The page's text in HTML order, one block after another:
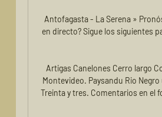
Antofagasta - La Serena »
en directo? Sigue los siguientes
Artigas Canelones Cerro largo
Montevideo. Paysandu Rio
Treinta y tres. Comentarios en el